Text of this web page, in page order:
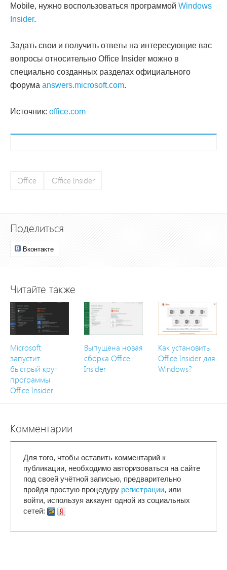
Mobile, нужно воспользоваться программой Windows
Insider.
Задать свои и получить ответы на интересующие вас
вопросы относительно Office Insider можно в
специально созданных разделах официального
форума answers.microsoft.com.
Источник: office.com
Office Office Insider
Поделиться
Вконтакте
Читайте также
Microsoft
запустит
быстрый круг
программы
Office Insider
Выпущена новая
сборка Office
Insider
Как установить
Office Insider для
Windows?
Комментарии
Для того, чтобы оставить комментарий к
публикации, необходимо авторизоваться на сайте
под своей учётной записью, предварительно
пройдя простую процедуру регистрации, или
войти, используя аккаунт одной из социальных
сетей: